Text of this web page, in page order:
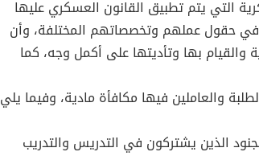
التي يتم تطبيق القانون العسكري عليها
في حقول عملهم وتخصصاتهم المختلفة، وأن
والقيام بها وتأديتها على أكمل وجه، كما
والعاملين فيها مكافأة مادية، وفيما يلي
الذين يشتركون في التدريس والتدريب